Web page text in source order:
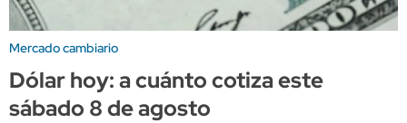
Mercado cambiario
Dólar hoy: a cuánto cotiza este
sábado 8 de agosto